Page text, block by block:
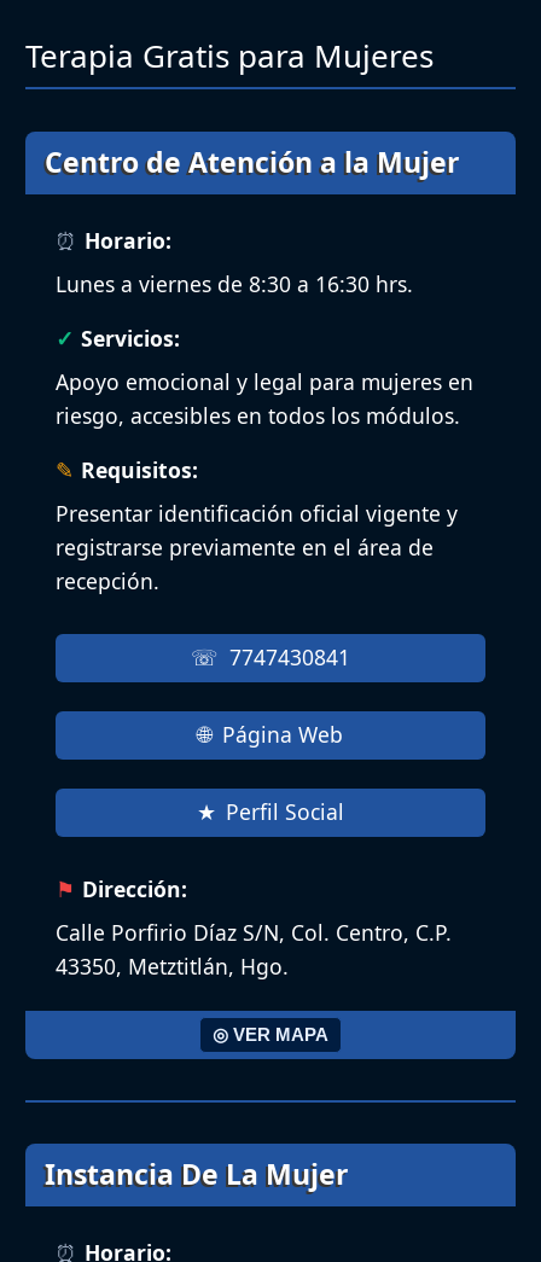
Terapia Gratis para Mujeres
Centro de Atención a la Mujer
Horario:
Lunes a viernes de 8:30 a 16:30 hrs.
Servicios:
Apoyo emocional y legal para mujeres en
riesgo, accesibles en todos los módulos.
Requisitos:
Presentar identificación oficial vigente y
registrarse previamente en el área de
recepción.
7747430841
Página Web
Perfil Social
Dirección:
Calle Porfirio Díaz S/N, Col. Centro, C.P.
43350, Metztitlán, Hgo.
◎ VER MAPA
Instancia De La Mujer
Horario: